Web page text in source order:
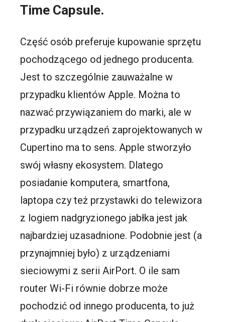
Time Capsule.
Część osób preferuje kupowanie sprzętu
pochodzącego od jednego producenta.
Jest to szczególnie zauważalne w
przypadku klientów Apple. Można to
nazwać przywiązaniem do marki, ale w
przypadku urządzeń zaprojektowanych w
Cupertino ma to sens. Apple stworzyło
swój własny ekosystem. Dlatego
posiadanie komputera, smartfona,
laptopa czy też przystawki do telewizora
z logiem nadgryzionego jabłka jest jak
najbardziej uzasadnione. Podobnie jest (a
przynajmniej było) z urządzeniami
sieciowymi z serii AirPort. O ile sam
router Wi-Fi równie dobrze może
pochodzić od innego producenta, to już